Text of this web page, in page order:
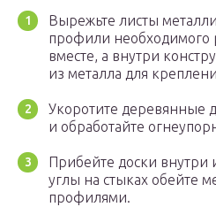
Вырежьте листы
профили необходимого
вместе, а внутри
из металла для
Укоротите деревянные
и обработайте
Прибейте доски внутри
углы на стыках обейте
профилями.